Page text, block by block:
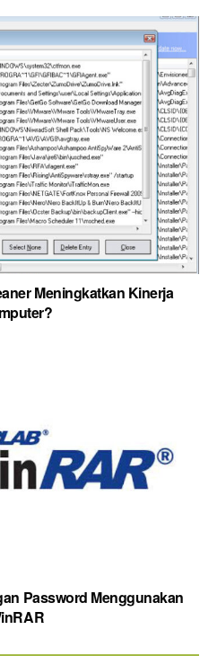
Meningkatkan Kinerja
Password Menggunakan